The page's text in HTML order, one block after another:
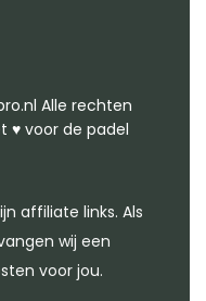
Alle rechten
♥︎ voor de padel
affiliate links. Als
wij een
voor jou.